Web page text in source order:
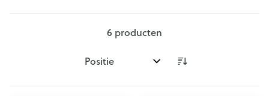
6 producten
Sorteer op: